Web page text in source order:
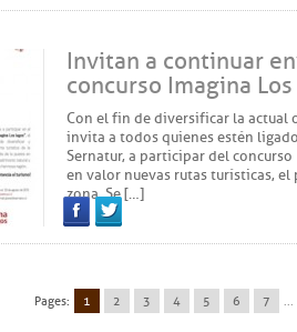
FacebookTwitter
Invitan a continuar
concurso Imagina Los
Con el fin de diversificar la actual
invita a todos quienes estén
Sernatur, a participar del
en valor nuevas rutas turísticas,
zona. Se […]
FacebookTwitter
Pages: 1 2 3 4 5 6 7 ...